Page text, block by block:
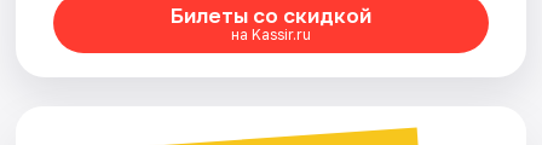
Билеты со скидкой
на Kassir.ru